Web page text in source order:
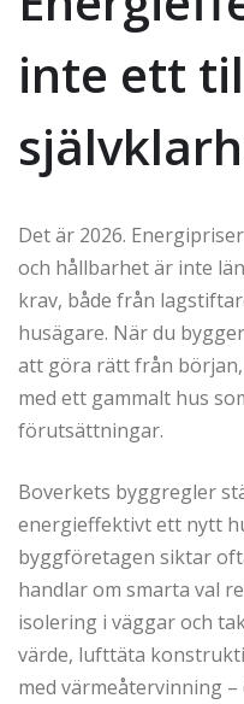
inte ett
Det är 2026.
och hållbarhet är inte
krav, både från
husägare. När du
att göra rätt från
med ett gammalt hus
förutsättningar.
Boverkets byggregler
energieffektivt ett nytt
byggföretagen siktar
handlar om smarta val
isolering i väggar och
värde, lufttäta
med värmeåtervinning –